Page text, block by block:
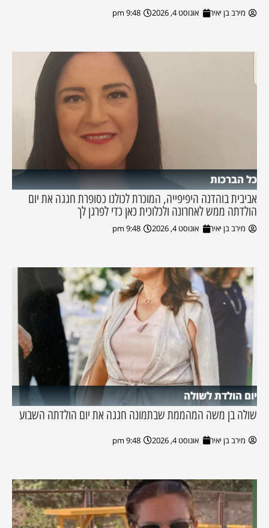
מירב בן יאיר אוגוסט 4, 2026 9:48 pm
כל הברכות
אביבית בוהדנה היפיפייה, המוכרת לכולנו כסופרת חגגה את יום
הולדתה ממש לאחרונה ולכלוכית כאן כדי לפרגן לך
מירב בן יאיר אוגוסט 4, 2026 9:48 pm
יום הולדת לשולה
שולה בן משה המהממת שבתמונה חגגה את יום הולדתה השבוע
מירב בן יאיר אוגוסט 4, 2026 9:48 pm